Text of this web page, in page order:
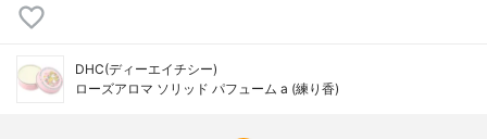
DHC(ディーエイチシー)
ローズアロマ ソリッド パフューム a (練り香)